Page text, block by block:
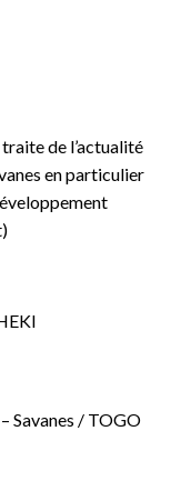
de l’actualité
en particulier
Savanes / TOGO